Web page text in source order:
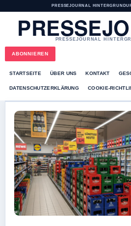
PRESSEJOURNAL
PRESSEJOURNAL
ABONNIEREN
STARTSEITE ÜBER UNS KONTAKT
DATENSCHUTZERKLÄRUNG COOKIE-